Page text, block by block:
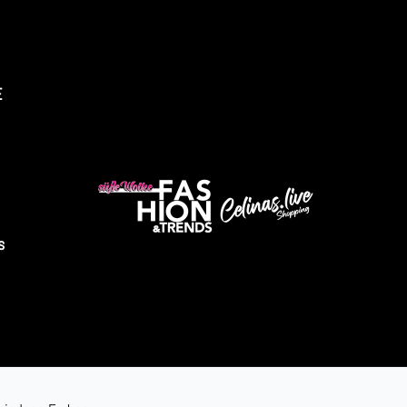
Süsse Wolke Fashion & Trends